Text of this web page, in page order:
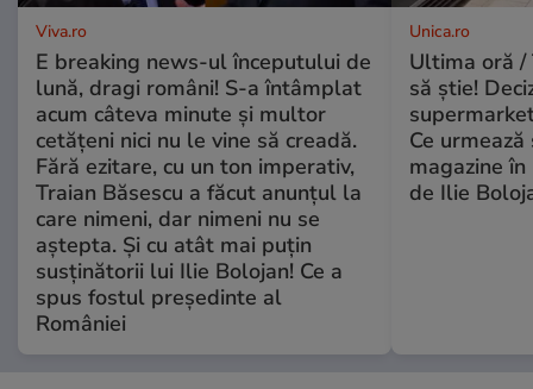
Viva.ro
E breaking news-ul începutului de
lună, dragi români! S-a întâmplat
acum câteva minute și multor
cetățeni nici nu le vine să creadă.
Fără ezitare, cu un ton imperativ,
Traian Băsescu a făcut anunțul la
care nimeni, dar nimeni nu se
aștepta. Și cu atât mai puțin
susținătorii lui Ilie Bolojan! Ce a
spus fostul președinte al
României
Unica.ro
Ultima oră /
să știe!
Ce
magazine
de Ilie